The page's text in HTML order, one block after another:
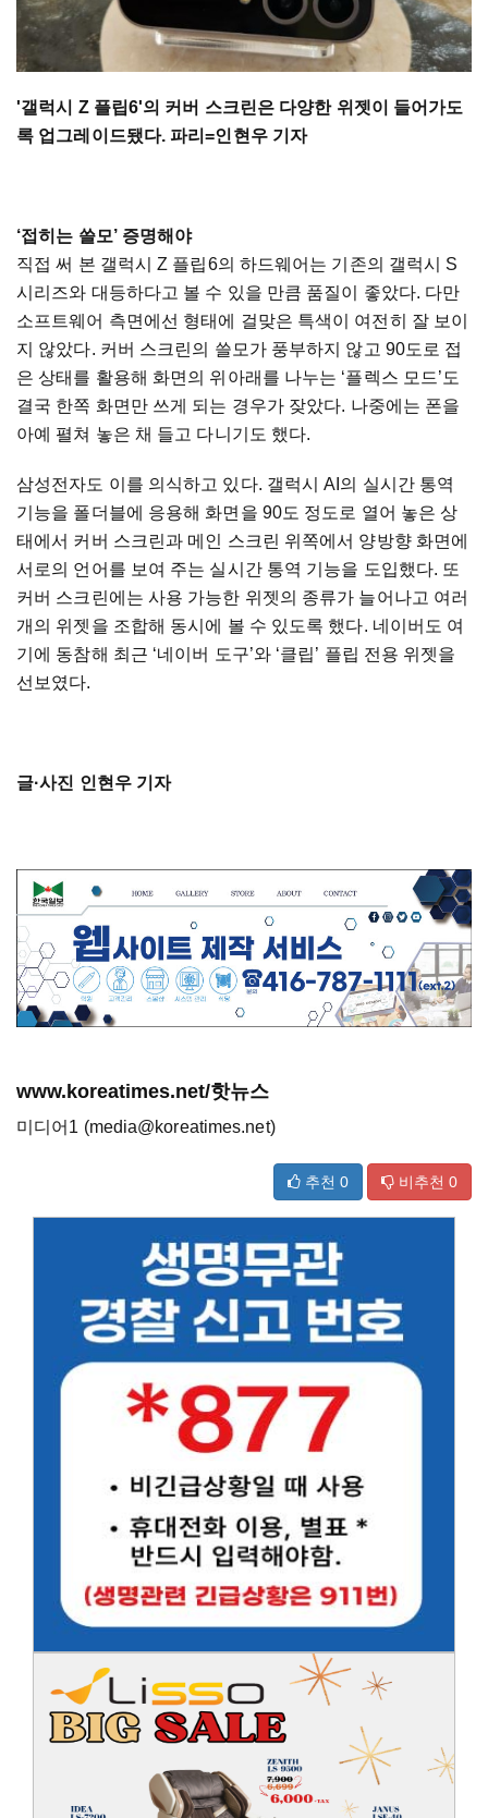
'갤럭시 Z 플립6'의 커버 스크린은 다양한 위젯이 들어가도
록 업그레이드됐다. 파리=인현우 기자
‘접히는 쓸모’ 증명해야
직접 써 본 갤럭시 Z 플립6의 하드웨어는 기존의 갤럭시 S
시리즈와 대등하다고 볼 수 있을 만큼 품질이 좋았다. 다만
소프트웨어 측면에선 형태에 걸맞은 특색이 여전히 잘 보이
지 않았다. 커버 스크린의 쓸모가 풍부하지 않고 90도로 접
은 상태를 활용해 화면의 위아래를 나누는 ‘플렉스 모드’도
결국 한쪽 화면만 쓰게 되는 경우가 잦았다. 나중에는 폰을
아예 펼쳐 놓은 채 들고 다니기도 했다.
삼성전자도 이를 의식하고 있다. 갤럭시 AI의 실시간 통역
기능을 폴더블에 응용해 화면을 90도 정도로 열어 놓은 상
태에서 커버 스크린과 메인 스크린 위쪽에서 양방향 화면에
서로의 언어를 보여 주는 실시간 통역 기능을 도입했다. 또
커버 스크린에는 사용 가능한 위젯의 종류가 늘어나고 여러
개의 위젯을 조합해 동시에 볼 수 있도록 했다. 네이버도 여
기에 동참해 최근 ‘네이버 도구’와 ‘클립’ 플립 전용 위젯을
선보였다.
글·사진 인현우 기자
www.koreatimes.net/핫뉴스
미디어1 (media@koreatimes.net)
추천 0 비추천 0